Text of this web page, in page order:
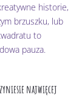
historie,
brzuszku, lub
to
pauza.
najwięcej